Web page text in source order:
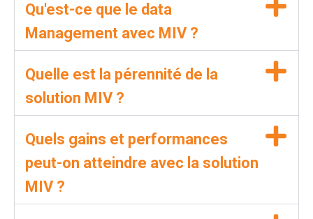
Qu'est-ce que le data
Management avec MIV ?
Quelle est la pérennité de la
solution MIV ?
Quels gains et performances
peut-on atteindre avec la solution
MIV ?